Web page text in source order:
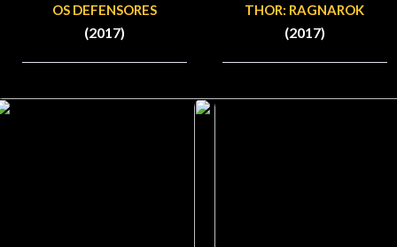
OS DEFENSORES
(2017)
THOR: RAGNAROK
(2017)